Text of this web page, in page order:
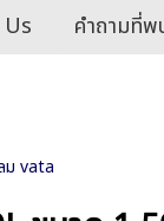
คำถามที่พ
ม vata